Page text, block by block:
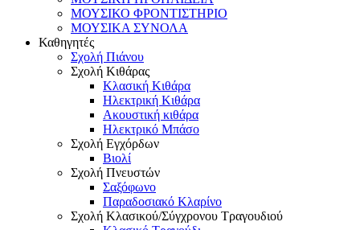
ΜΟΥΣΙΚΟ ΦΡΟΝΤΙΣΤΗΡΙΟ
ΜΟΥΣΙΚΑ ΣΥΝΟΛΑ
Καθηγητές
Σχολή Πιάνου
Σχολή Κιθάρας
Κλασική Κιθάρα
Ηλεκτρική Κιθάρα
Ακουστική κιθάρα
Ηλεκτρικό Μπάσο
Σχολή Εγχόρδων
Βιολί
Σχολή Πνευστών
Σαξόφωνο
Παραδοσιακό Κλαρίνο
Σχολή Κλασικού/Σύγχρονου Τραγουδιού